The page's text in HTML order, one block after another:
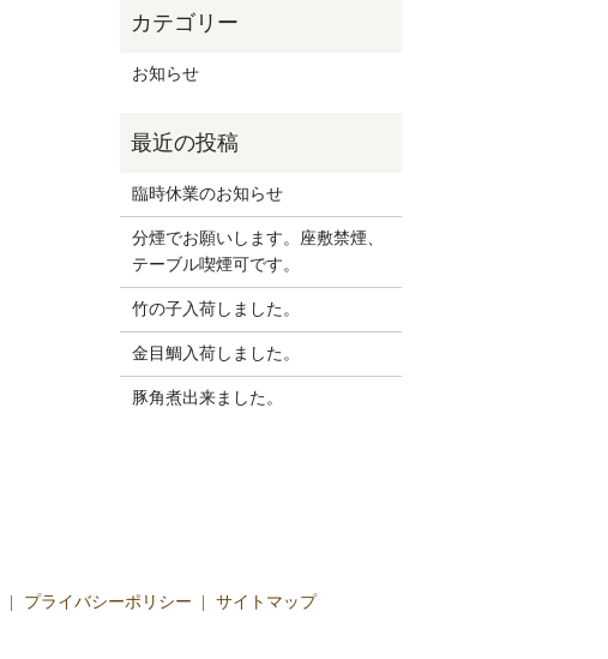
お知らせ
臨時休業のお知らせ
分煙でお願いします。座敷禁煙、
テーブル喫煙可です。
竹の子入荷しました。
金目鯛入荷しました。
豚角煮出来ました。
プライバシーポリシー サイトマップ